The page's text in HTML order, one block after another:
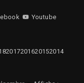
Youtube
2017201620152014